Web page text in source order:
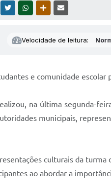
TWITTERWHATSAPPOUTRAS MÍDIAS
Velocidade de leitura:
e comunidade
na última segunda-
municipais,
culturais da
ao abordar a